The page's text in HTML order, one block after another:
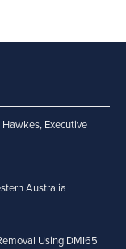
Executive
Australia
Using DMI65